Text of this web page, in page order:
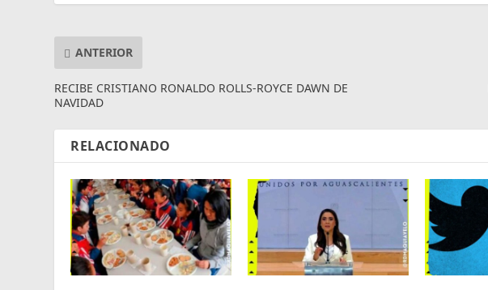
ANTERIOR
RECIBE CRISTIANO RONALDO ROLLS-ROYCE DAWN DE
NAVIDAD
RELACIONADO